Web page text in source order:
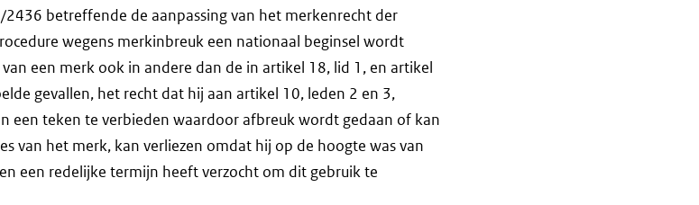
betreffende de aanpassing van het merkenrecht der
wegens merkinbreuk een nationaal beginsel wordt
een merk ook in andere dan de in artikel 18, lid 1, en artikel
gevallen, het recht dat hij aan artikel 10, leden 2 en 3,
een teken te verbieden waardoor afbreuk wordt gedaan of kan
van het merk, kan verliezen omdat hij op de hoogte was van
een redelijke termijn heeft verzocht om dit gebruik te